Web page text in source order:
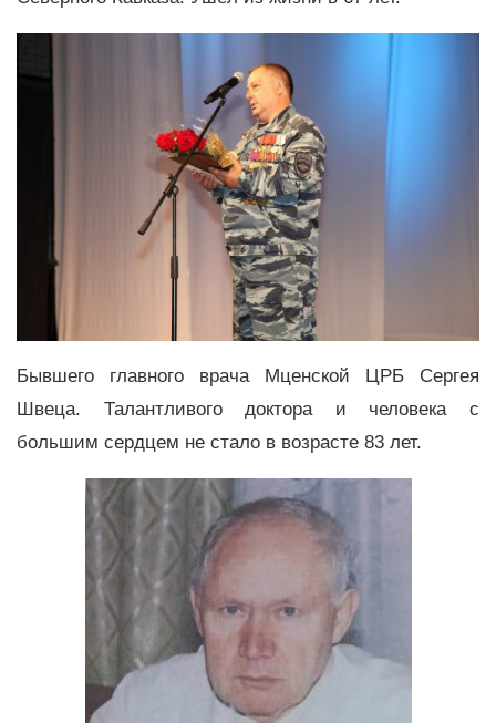
Бывшего главного врача Мценской ЦРБ Сергея
Швеца. Талантливого доктора и человека с
большим сердцем не стало в возрасте 83 лет.